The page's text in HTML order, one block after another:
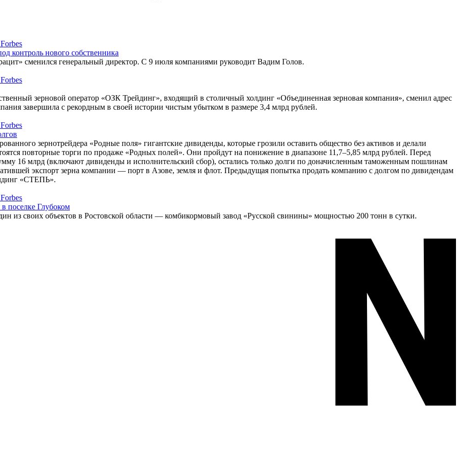
контроль нового собственника
сменился генеральный директор. С 9 июля компаниями руководит Вадим Голов.
зерновой оператор «ОЗК Трейдинг», входящий в столичный холдинг «Объединенная зерновая компания», сменил адрес
завершила с рекордным в своей истории чистым убытком в размере 3,4 млрд рублей.
зернотрейдера «Родные поля» гигантские дивиденды, которые грозили оставить общество без активов и делали
повторные торги по продаже «Родных полей». Они пройдут на понижение в диапазоне 11,7–5,85 млрд рублей. Перед
16 млрд (включают дивиденды и исполнительский сбор), остались только долги по доначисленным таможенным пошлинам
экспорт зерна компании — порт в Азове, земля и флот. Предыдущая попытка продать компанию с долгом по дивидендам
«СТЕПЬ».
поселке Глубоком
из своих объектов в Ростовской области — комбикормовый завод «Русской свинины» мощностью 200 тонн в сутки.